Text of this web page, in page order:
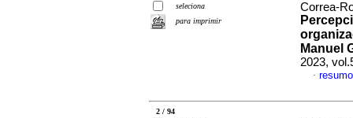
seleciona
para imprimir
Correa-
Manuel
2023,
·
2 / 94